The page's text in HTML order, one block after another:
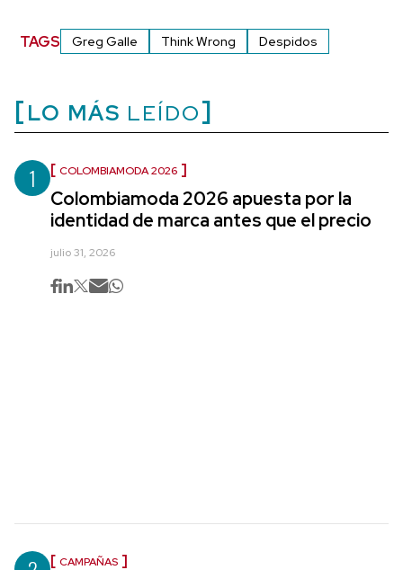
TAGS Greg Galle Think Wrong Despidos
LO MÁS LEÍDO
1 COLOMBIAMODA 2026
Colombiamoda 2026 apuesta por la
identidad de marca antes que el precio
julio 31, 2026
CAMPAÑAS